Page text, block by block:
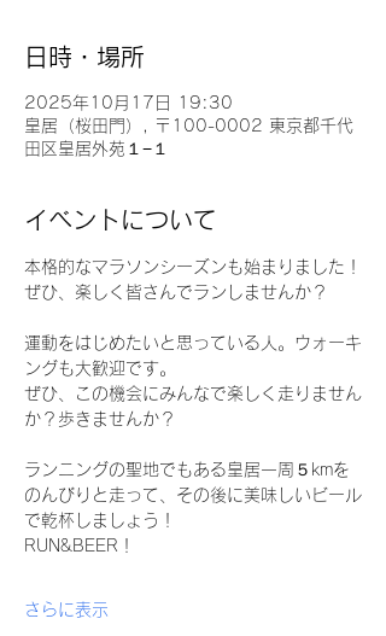
日時・場所
2025年10月17日 19:30
皇居（桜田門）, 〒100-0002 東京都千代
田区皇居外苑１−１
イベントについて
本格的なマラソンシーズンも始まりました！
ぜひ、楽しく皆さんでランしませんか？
運動をはじめたいと思っている人。ウォーキ
ングも大歓迎です。
ぜひ、この機会にみんなで楽しく走りません
か？歩きませんか？
ランニングの聖地でもある皇居一周５kmを
のんびりと走って、その後に美味しいビール
で乾杯しましょう！
RUN&BEER！
さらに表示